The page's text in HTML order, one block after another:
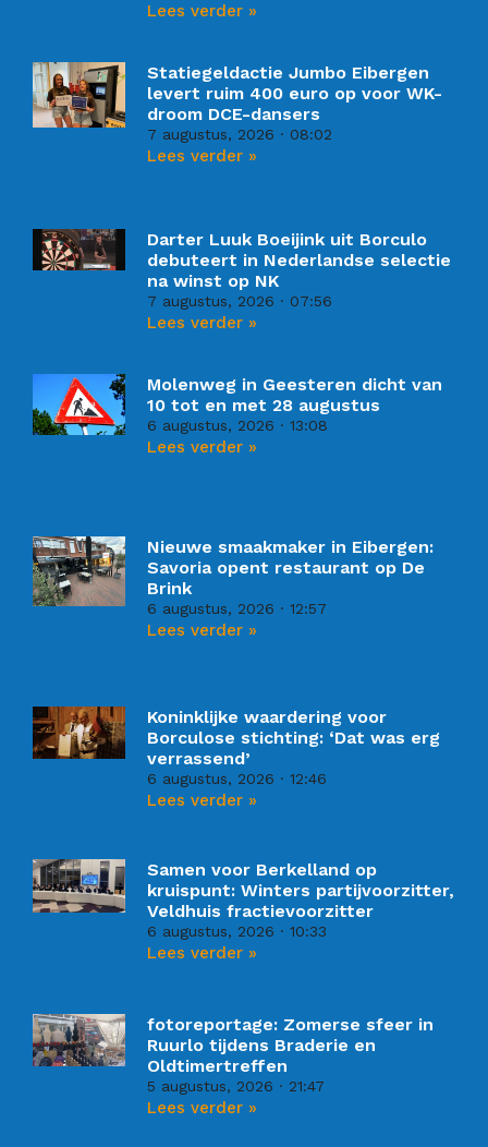
Lees verder »
Statiegeldactie Jumbo Eibergen
levert ruim 400 euro op voor WK-
droom DCE-dansers
7 augustus, 2026 08:02
Lees verder »
Darter Luuk Boeijink uit Borculo
debuteert in Nederlandse selectie
na winst op NK
7 augustus, 2026 07:56
Lees verder »
Molenweg in Geesteren dicht van
10 tot en met 28 augustus
6 augustus, 2026 13:08
Lees verder »
Nieuwe smaakmaker in Eibergen:
Savoria opent restaurant op De
Brink
6 augustus, 2026 12:57
Lees verder »
Koninklijke waardering voor
Borculose stichting: ‘Dat was erg
verrassend’
6 augustus, 2026 12:46
Lees verder »
Samen voor Berkelland op
kruispunt: Winters partijvoorzitter,
Veldhuis fractievoorzitter
6 augustus, 2026 10:33
Lees verder »
fotoreportage: Zomerse sfeer in
Ruurlo tijdens Braderie en
Oldtimertreffen
5 augustus, 2026 21:47
Lees verder »